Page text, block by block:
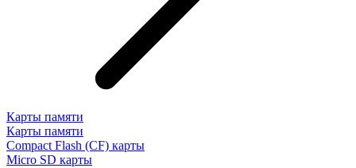
Карты памяти
Карты памяти
Compact Flash (CF) карты
Micro SD карты